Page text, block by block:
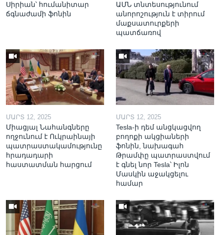
Սիրիան՝ հումանիտար
ճգնաժամի ֆոնին
ԱՄՆ տնտեսությունում
անորոշություն է տիրում
մաքսատուրքերի
պատճառով
ՄԱՐՏ 12, 2025
Միացյալ Նահանգները
ողջունում է Ուկրաինայի
պատրաստակամությունը
հրադադարի
հաստատման հարցում
ՄԱՐՏ 12, 2025
Tesla-ի դեմ անցկացվող
բողոքի ակցիաների
ֆոնին, նախագահ
Թրամփը պատրաստվում
է գնել նոր Tesla՝ Իլոն
Մասկին աջակցելու
համար